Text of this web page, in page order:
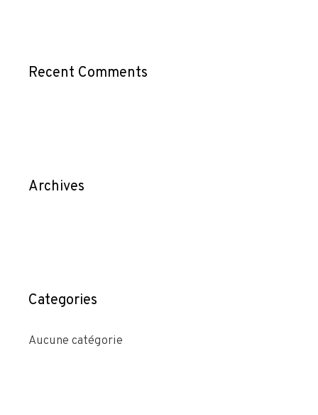
Recent Comments
Archives
Categories
Aucune catégorie